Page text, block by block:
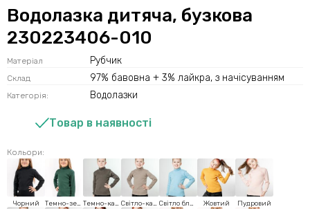
Водолазка дитяча, бузкова
230223406-010
Матеріал Рубчик
Склад 97% бавовна + 3% лайкра, з начісуванням
Категорія: Водолазки
Товар в наявності
Кольори:
Чорний Темно-зелений Темно-кавовий Світло-кавовий Світло блакитний Жовтий Пудровий